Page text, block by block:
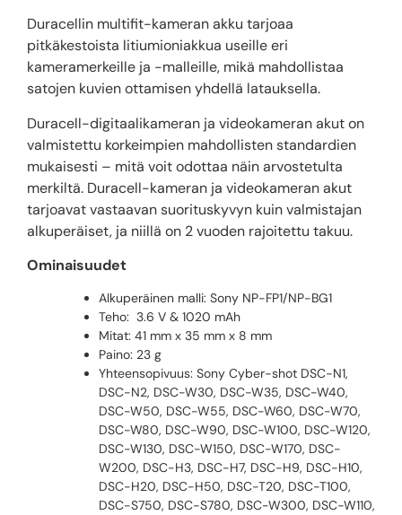
Duracellin multifit-kameran akku tarjoaa
pitkäkestoista litiumioniakkua useille eri
kameramerkeille ja -malleille, mikä mahdollistaa
satojen kuvien ottamisen yhdellä latauksella.
Duracell-digitaalikameran ja videokameran akut on
valmistettu korkeimpien mahdollisten standardien
mukaisesti – mitä voit odottaa näin arvostetulta
merkiltä. Duracell-kameran ja videokameran akut
tarjoavat vastaavan suorituskyvyn kuin valmistajan
alkuperäiset, ja niillä on 2 vuoden rajoitettu takuu.
Ominaisuudet
Alkuperäinen malli: Sony NP-FP1/NP-BG1
Teho: 3.6 V & 1020 mAh
Mitat: 41 mm x 35 mm x 8 mm
Paino: 23 g
Yhteensopivuus: Sony Cyber-shot DSC-N1,
DSC-N2, DSC-W30, DSC-W35, DSC-W40,
DSC-W50, DSC-W55, DSC-W60, DSC-W70,
DSC-W80, DSC-W90, DSC-W100, DSC-W120,
DSC-W130, DSC-W150, DSC-W170, DSC-
W200, DSC-H3, DSC-H7, DSC-H9, DSC-H10,
DSC-H20, DSC-H50, DSC-T20, DSC-T100,
DSC-S750, DSC-S780, DSC-W300, DSC-W110,